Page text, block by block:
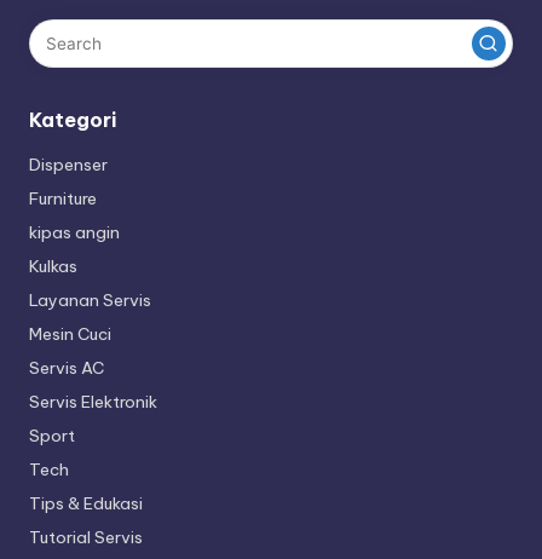
Kategori
Dispenser
Furniture
kipas angin
Kulkas
Layanan Servis
Mesin Cuci
Servis AC
Servis Elektronik
Sport
Tech
Tips & Edukasi
Tutorial Servis